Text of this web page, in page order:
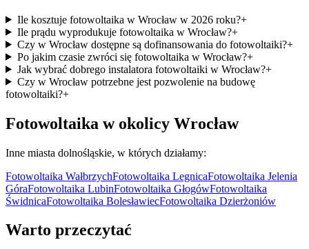
Ile kosztuje fotowoltaika w Wrocław w 2026 roku?+
Ile prądu wyprodukuje fotowoltaika w Wrocław?+
Czy w Wrocław dostępne są dofinansowania do fotowoltaiki?+
Po jakim czasie zwróci się fotowoltaika w Wrocław?+
Jak wybrać dobrego instalatora fotowoltaiki w Wrocław?+
Czy w Wrocław potrzebne jest pozwolenie na budowę
fotowoltaiki?+
Fotowoltaika w okolicy Wrocław
Inne miasta dolnośląskie, w których działamy:
Fotowoltaika WałbrzychFotowoltaika LegnicaFotowoltaika Jelenia
GóraFotowoltaika LubinFotowoltaika GłogówFotowoltaika
ŚwidnicaFotowoltaika BolesławiecFotowoltaika Dzierżoniów
Warto przeczytać